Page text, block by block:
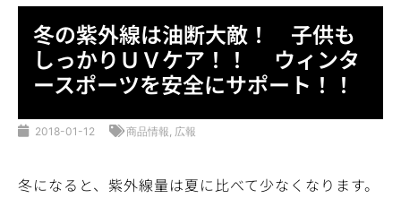
冬の紫外線は油断大敵！ 子供も
しっかりＵＶケア！！ ウィンタ
ースポーツを安全にサポート！！
2018-01-12 商品情報, 広報
冬になると、紫外線量は夏に比べて少なくなります。